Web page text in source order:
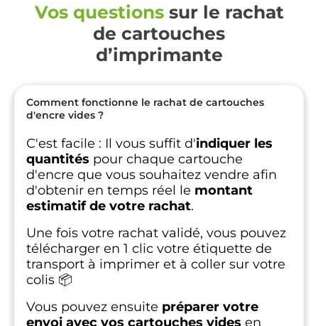
Vos questionssur le rachat
de cartouches
d’imprimante
Comment fonctionne le rachat de cartouches
d'encre vides ?
C'est facile : Il vous suffit d'indiquer les
quantités pour chaque cartouche
d'encre que vous souhaitez vendre afin
d'obtenir en temps réel le montant
estimatif de votre rachat.
Une fois votre rachat validé, vous pouvez
télécharger en 1 clic votre étiquette de
transport à imprimer et à coller sur votre
colis 📦
Vous pouvez ensuite préparer votre
envoi avec vos cartouches vides en